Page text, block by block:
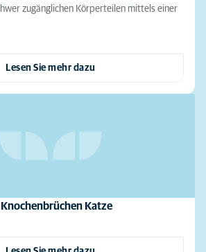
zugänglichen Körperteilen mittels einer
Lesen Sie mehr dazu
Katze